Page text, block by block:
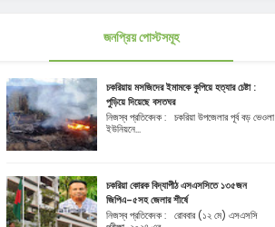
জনপ্রিয় পোস্টসমূহ
চকরিয়ায় মসজিদের ইমামকে কুপিয়ে হত্যার চেষ্টা :
পুড়িয়ে দিয়েছে বসতঘর
নিজস্ব প্রতিবেদক : চকরিয়া উপজেলার পূর্ব বড় ভেওলা
ইউনিয়নে...
চকরিয়া কোরক বিদ্যাপীঠ এসএসসিতে ১৩৫জন
জিপিএ-৫সহ জেলার শীর্ষে
নিজস্ব প্রতিবেদক : রোববার (১২ মে) এসএসসি